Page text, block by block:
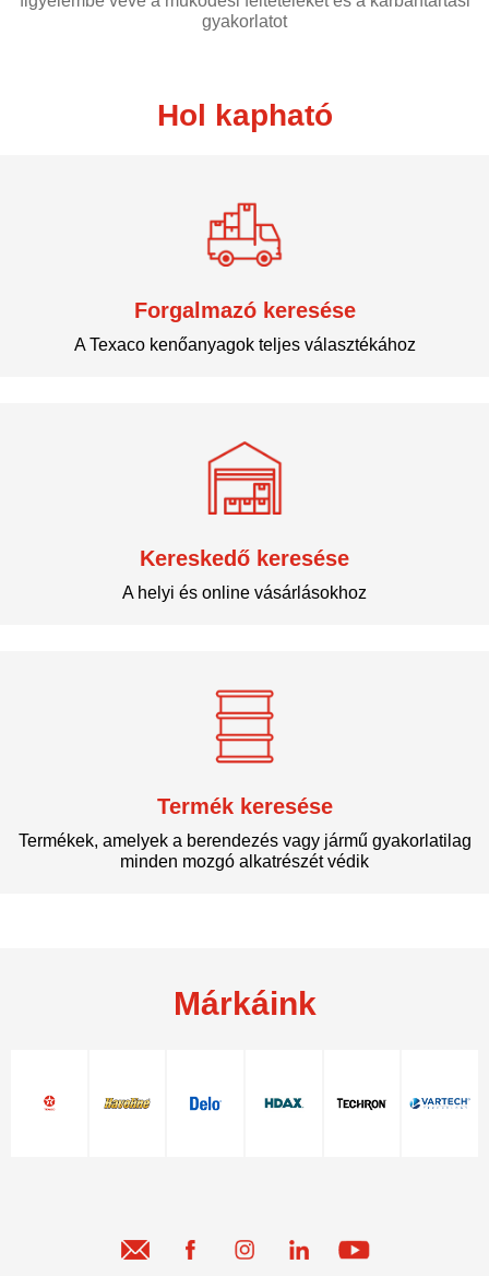
gyakorlatot
Hol kapható
Forgalmazó keresése
A Texaco kenőanyagok teljes választékához
Kereskedő keresése
A helyi és online vásárlásokhoz
Termék keresése
Termékek, amelyek a berendezés vagy jármű gyakorlatilag
minden mozgó alkatrészét védik
Márkáink